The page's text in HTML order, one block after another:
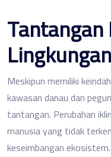
Lingkungan
Meskipun memiliki
kawasan danau dan
tantangan. Perubahan
manusia yang tidak
keseimbangan ekosistem.